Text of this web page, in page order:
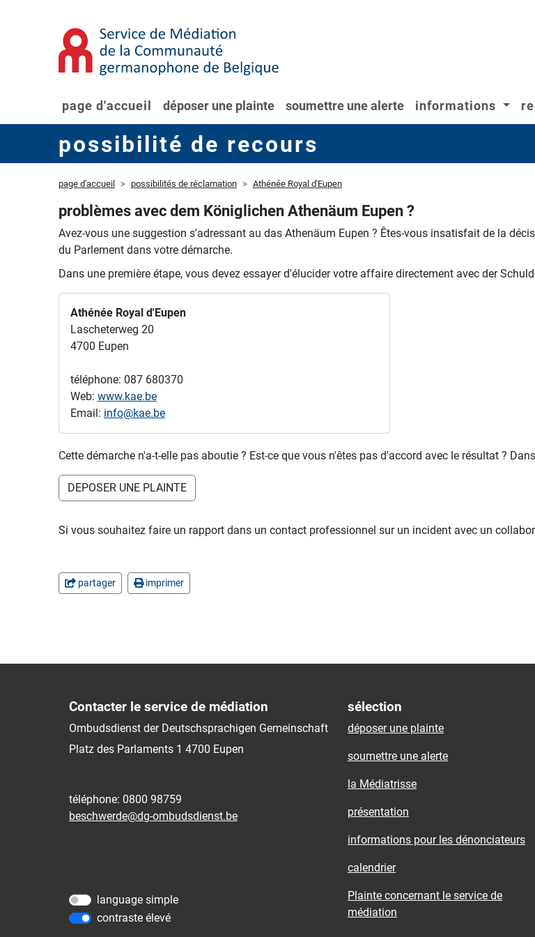
page d'accueil déposer une plainte soumettre une alerte informations
possibilité de recours
page d'accueil possibilités de réclamation Athénée Royal d'Eupen
problèmes avec dem Königlichen Athenäum Eupen ?
Avez-vous une suggestion s'adressant au das Athenäum Eupen ? Êtes-vous insatisfait de la
du Parlement dans votre démarche.
Dans une première étape, vous devez essayer d'élucider votre affaire directement avec der
Athénée Royal d'Eupen
Lascheterweg 20
4700 Eupen
téléphone: 087 680370
Web: www.kae.be
Email: info@kae.be
Cette démarche n'a-t-elle pas aboutie ? Est-ce que vous n'êtes pas d'accord avec le résultat ?
DEPOSER UNE PLAINTE
Si vous souhaitez faire un rapport dans un contact professionnel sur un incident avec un
partager imprimer
Contacter le service de médiation
Ombudsdienst der Deutschsprachigen Gemeinschaft
Platz des Parlaments 1 4700 Eupen
téléphone: 0800 98759
beschwerde@dg-ombudsdienst.be
language simple
contraste élevé
sélection
déposer une plainte
soumettre une alerte
la Médiatrisse
présentation
informations pour les dénonciateurs
calendrier
Plainte concernant le service de
médiation